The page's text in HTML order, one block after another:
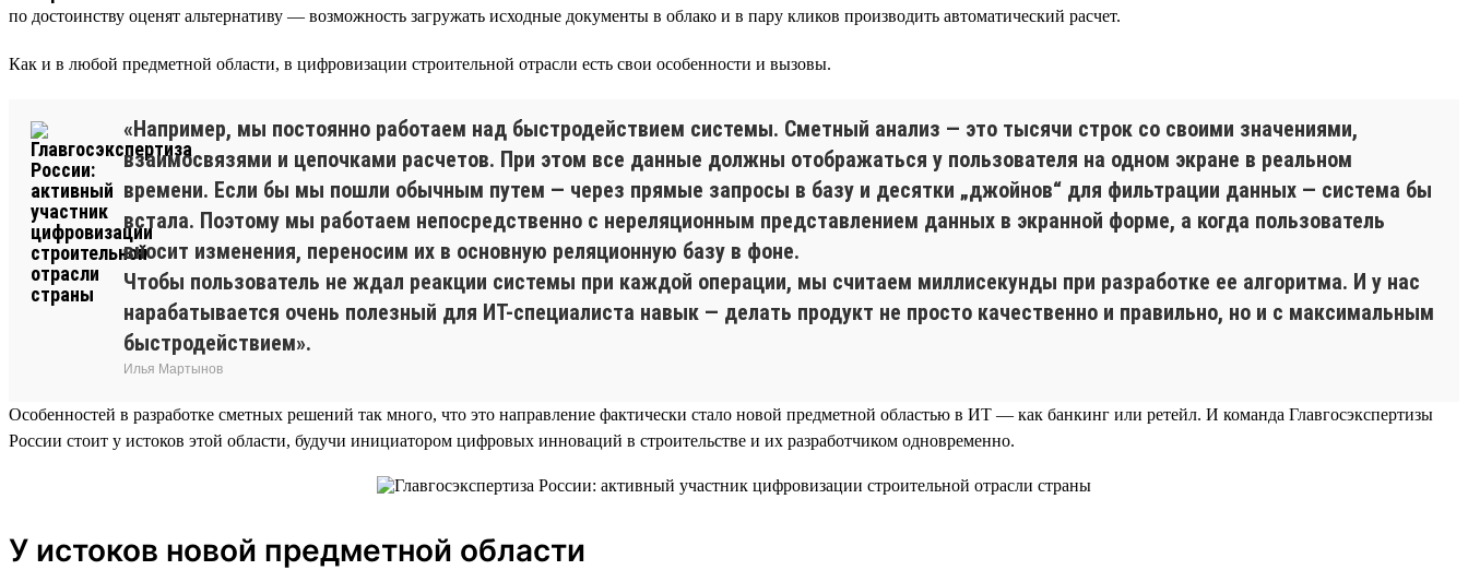
по достоинству оценят альтернативу — возможность загружать исходные документы в облако и в пару кликов производить автоматический расчет.
Как и в любой предметной области, в цифровизации строительной отрасли есть свои особенности и вызовы.
«Например, мы постоянно работаем над быстродействием системы. Сметный анализ — это тысячи строк со своими значениями,
взаимосвязями и цепочками расчетов. При этом все данные должны отображаться у пользователя на одном экране в реальном
времени. Если бы мы пошли обычным путем — через прямые запросы в базу и десятки „джойнов“ для фильтрации данных — система бы
встала. Поэтому мы работаем непосредственно с нереляционным представлением данных в экранной форме, а когда пользователь
вносит изменения, переносим их в основную реляционную базу в фоне.
Чтобы пользователь не ждал реакции системы при каждой операции, мы считаем миллисекунды при разработке ее алгоритма. И у нас
нарабатывается очень полезный для ИТ-специалиста навык — делать продукт не просто качественно и правильно, но и с максимальным
быстродействием».
Илья Мартынов
Особенностей в разработке сметных решений так много, что это направление фактически стало новой предметной областью в ИТ — как банкинг или ретейл. И команда Главгосэкспертизы
России стоит у истоков этой области, будучи инициатором цифровых инноваций в строительстве и их разработчиком одновременно.
У истоков новой предметной области